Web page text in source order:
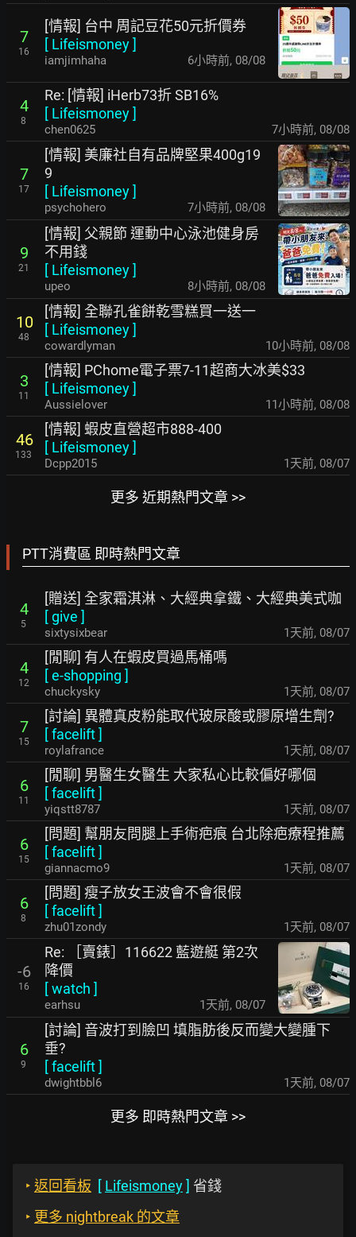
7
16
[情報] 台中 周記豆花50元折價券
[ Lifeismoney]
iamjimhaha 6小時前, 08/08
4
8
Re: [情報] iHerb73折 SB16%
[ Lifeismoney]
chen0625 7小時前, 08/08
7
17
[情報] 美廉社自有品牌堅果400g19
9
[ Lifeismoney]
psychohero 7小時前, 08/08
9
21
[情報] 父親節 運動中心泳池健身房
不用錢
[ Lifeismoney]
upeo 8小時前, 08/08
10
48
[情報] 全聯孔雀餅乾雪糕買一送一
[ Lifeismoney]
cowardlyman 10小時前, 08/08
3
11
[情報] PChome電子票7-11超商大冰美$33
[ Lifeismoney]
Aussielover 11小時前, 08/08
46
133
[情報] 蝦皮直營超市888-400
[ Lifeismoney]
Dcpp2015 1天前, 08/07
更多 近期熱門文章 >>
PTT消費區 即時熱門文章
4
5
[贈送] 全家霜淇淋、大經典拿鐵、大經典美式咖
[give ]
sixtysixbear 1天前, 08/07
4
12
[閒聊] 有人在蝦皮買過馬桶嗎
[e-shopping ]
chuckysky 1天前, 08/07
7
15
[討論] 異體真皮粉能取代玻尿酸或膠原增生劑?
[facelift]
roylafrance 1天前, 08/07
6
11
[閒聊] 男醫生女醫生 大家私心比較偏好哪個
[facelift]
yiqstt8787 1天前, 08/07
6
15
[問題] 幫朋友問腿上手術疤痕 台北除疤療程推薦
[facelift]
giannacmo9 1天前, 08/07
6
8
[問題] 瘦子放女王波會不會很假
[facelift]
zhu01zondy 1天前, 08/07
-6
16
Re: ［賣錶］116622 藍遊艇 第2次
降價
[watch ]
earhsu 1天前, 08/07
6
9
[討論] 音波打到臉凹 填脂肪後反而變大變腫下
垂?
[facelift]
dwightbbl6 1天前, 08/07
更多 即時熱門文章 >>
‣ 返回看板 [ Lifeismoney] 省錢
‣ 更多 nightbreak 的文章